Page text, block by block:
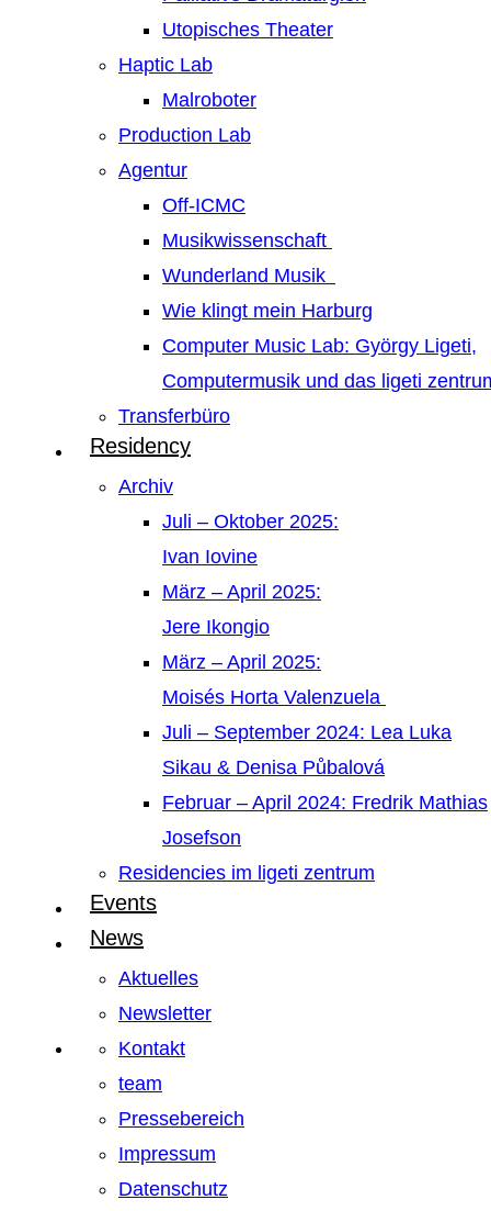
Utopisches Theater
Haptic Lab
Malroboter
Production Lab
Agentur
Off-ICMC
Musikwissenschaft
Wunderland Musik
Wie klingt mein Harburg
Computer Music Lab: György Ligeti,
Computermusik und das ligeti
Transferbüro
Residency
Archiv
Juli – Oktober 2025:
Ivan Iovine
März – April 2025:
Jere Ikongio
März – April 2025:
Moisés Horta Valenzuela
Juli – September 2024: Lea Luka
Sikau & Denisa Půbalová
Februar – April 2024: Fredrik Mathias
Josefson
Residencies im ligeti zentrum
Events
News
Aktuelles
Newsletter
Kontakt
team
Pressebereich
Impressum
Datenschutz